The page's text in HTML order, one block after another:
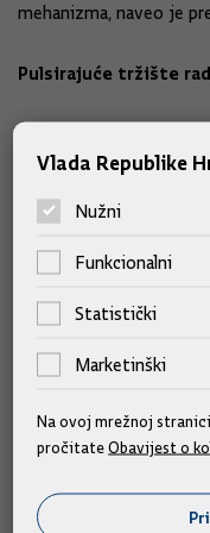
mehanizma, naveo je
Pulsirajuće tržište
trenutno 61.500
Naime, stopa
prirodne razine
tisuća ljudi.
Prosječna plaća u
od 1.700 eura.
Razvojni zamah na
Vlada Republike
Nužni
Funkcionalni
Statistički
Marketinški
Na ovoj mrežnoj
pročitateObavijest o